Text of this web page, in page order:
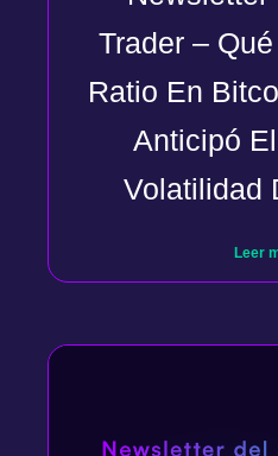
Trader –
Ratio En
Anticipó
Volatilidad
Leer